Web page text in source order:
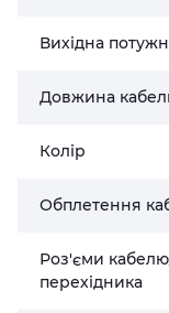
Вихідна
Довжина
Колір
Обплетення
Роз'єми
перехідника